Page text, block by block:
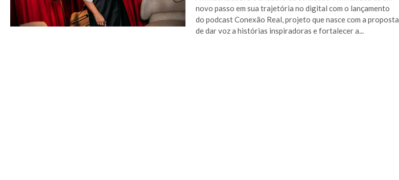
novo passo em sua trajetória no digital com o lançamento
do podcast Conexão Real, projeto que nasce com a proposta
de dar voz a histórias inspiradoras e fortalecer a...